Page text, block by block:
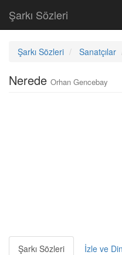
Şarkı Sözleri
Şarkı Sözleri Sanatçılar
Nerede Orhan Gencebay
Şarkı Sözleri İzle ve